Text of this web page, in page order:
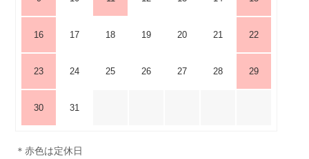
16 17 18 19 20 21 22
23 24 25 26 27 28 29
30 31
＊赤色は定休日